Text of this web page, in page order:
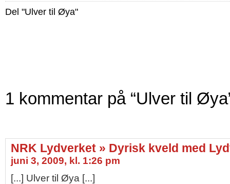
Del "Ulver til Øya"
1 kommentar på “Ulver til
NRK Lydverket » Dyrisk kveld med
juni 3, 2009, kl. 1:26 pm
[...] Ulver til Øya [...]